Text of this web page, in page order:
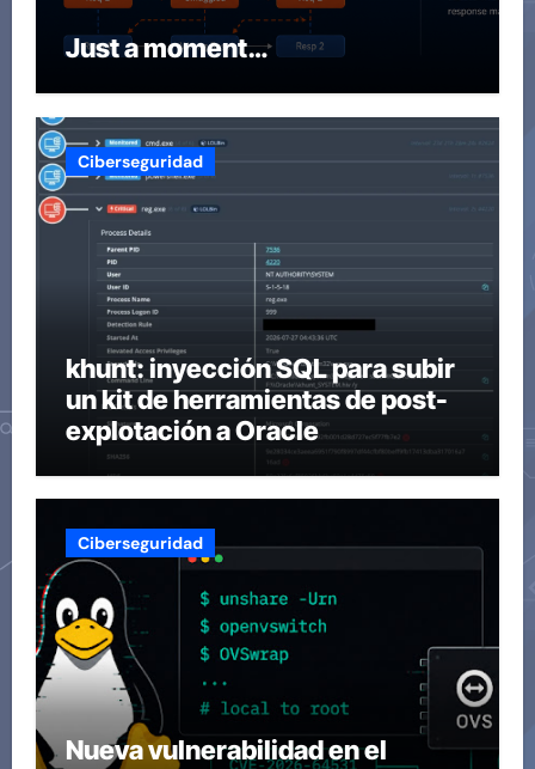
Just a moment…
Ciberseguridad
khunt: inyección SQL para subir
un kit de herramientas de post-
explotación a Oracle
Ciberseguridad
Nueva vulnerabilidad en el